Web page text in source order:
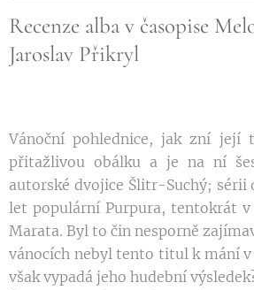
Recenze alba v časopise
Jaroslav Přikryl
Vánoční pohlednice, jak zní její
přitažlivou obálku a je na ní
autorské dvojice Šlitr-Suchý; sérii
let populární Purpura, tentokrát v
Marata. Byl to čin nesporně
vánocích nebyl tento titul k mání
však vypadá jeho hudební